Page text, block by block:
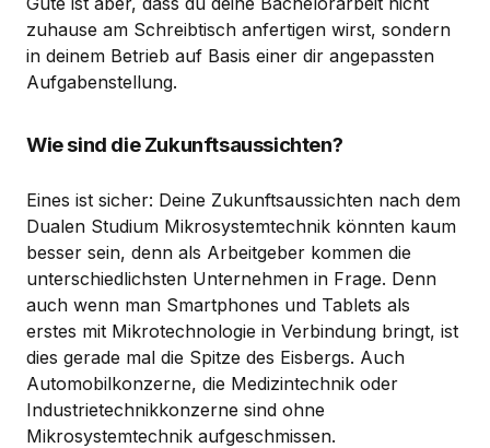
zuhause am Schreibtisch anfertigen wirst, sondern
in deinem Betrieb auf Basis einer dir angepassten
Aufgabenstellung.
Wie sind die Zukunftsaussichten?
Eines ist sicher: Deine Zukunftsaussichten nach dem
Dualen Studium Mikrosystemtechnik könnten kaum
besser sein, denn als Arbeitgeber kommen die
unterschiedlichsten Unternehmen in Frage. Denn
auch wenn man Smartphones und Tablets als
erstes mit Mikrotechnologie in Verbindung bringt, ist
dies gerade mal die Spitze des Eisbergs. Auch
Automobilkonzerne, die Medizintechnik oder
Industrietechnikkonzerne sind ohne
Mikrosystemtechnik aufgeschmissen.